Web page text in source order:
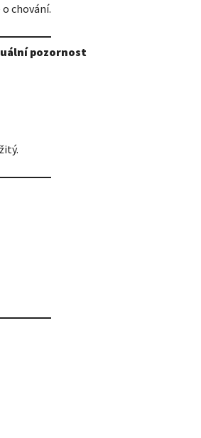
chování.
pozornost